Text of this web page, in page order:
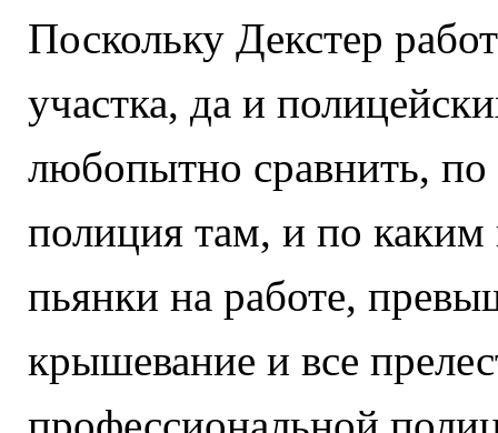
Поскольку Декстер
участка, да и
любопытно сравнить,
полиция там, и по каким
пьянки на работе,
крышевание и все